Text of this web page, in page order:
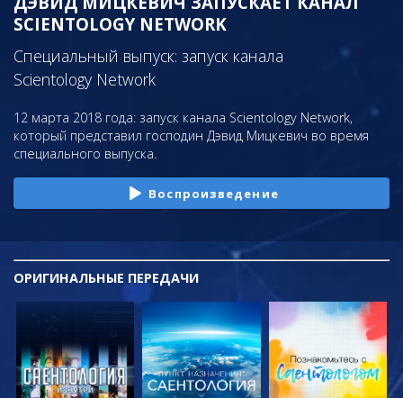
SCIENTOLOGY NETWORK
Специальный выпуск: запуск канала
Scientology Network
12 марта 2018 года: запуск канала Scientology Network,
который представил господин Дэвид Мицкевич во время
специального выпуска.
Воспроизведение
ОРИГИНАЛЬНЫЕ ПЕРЕДАЧИ